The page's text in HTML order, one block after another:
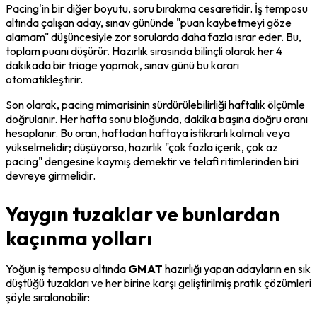
Pacing'in bir diğer boyutu, soru bırakma cesaretidir. İş temposu
altında çalışan aday, sınav gününde "puan kaybetmeyi göze
alamam" düşüncesiyle zor sorularda daha fazla ısrar eder. Bu,
toplam puanı düşürür. Hazırlık sırasında bilinçli olarak her 4
dakikada bir triage yapmak, sınav günü bu kararı
otomatikleştirir.
Son olarak, pacing mimarisinin sürdürülebilirliği haftalık ölçümle
doğrulanır. Her hafta sonu bloğunda, dakika başına doğru oranı
hesaplanır. Bu oran, haftadan haftaya istikrarlı kalmalı veya
yükselmelidir; düşüyorsa, hazırlık "çok fazla içerik, çok az
pacing" dengesine kaymış demektir ve telafi ritimlerinden biri
devreye girmelidir.
Yaygın tuzaklar ve bunlardan
kaçınma yolları
Yoğun iş temposu altında GMAT hazırlığı yapan adayların en sık
düştüğü tuzakları ve her birine karşı geliştirilmiş pratik çözümleri
şöyle sıralanabilir: